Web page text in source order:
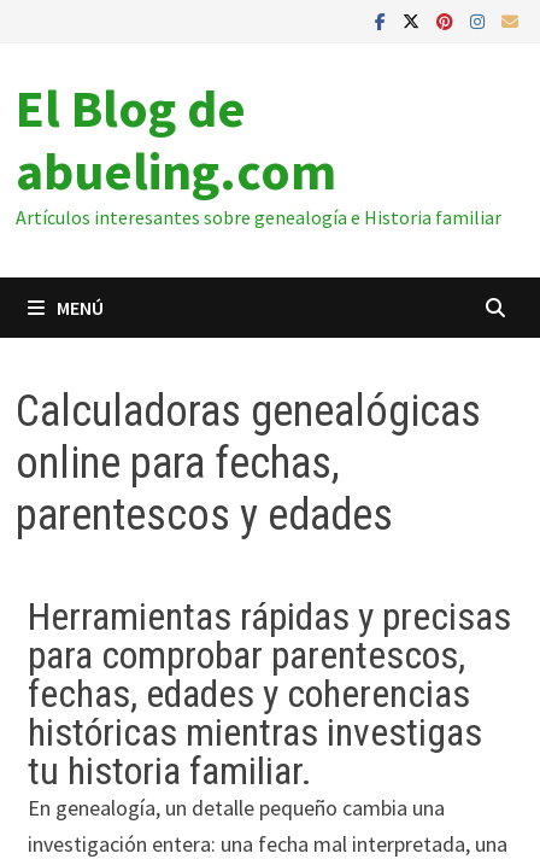
El Blog de
abueling.com
Artículos interesantes sobre genealogía e Historia familiar
MENÚ
Calculadoras genealógicas
online para fechas,
parentescos y edades
Herramientas rápidas y precisas
para comprobar parentescos,
fechas, edades y coherencias
históricas mientras investigas
tu historia familiar.
En genealogía, un detalle pequeño cambia una
investigación entera: una fecha mal interpretada, una